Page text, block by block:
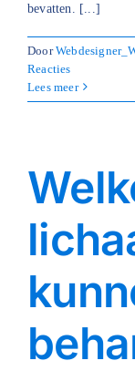
bevatten. [...]
Door
Reacties
Lees meer